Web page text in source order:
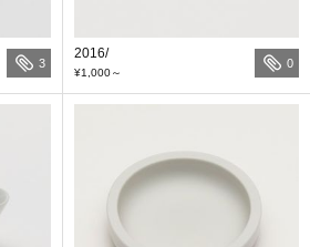
3
2016/
¥1,000～
0